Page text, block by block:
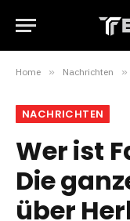
Home » Nachrichten »
NACHRICHTEN
Wer ist
Die
über